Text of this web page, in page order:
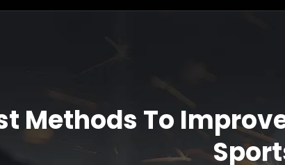
Methods To